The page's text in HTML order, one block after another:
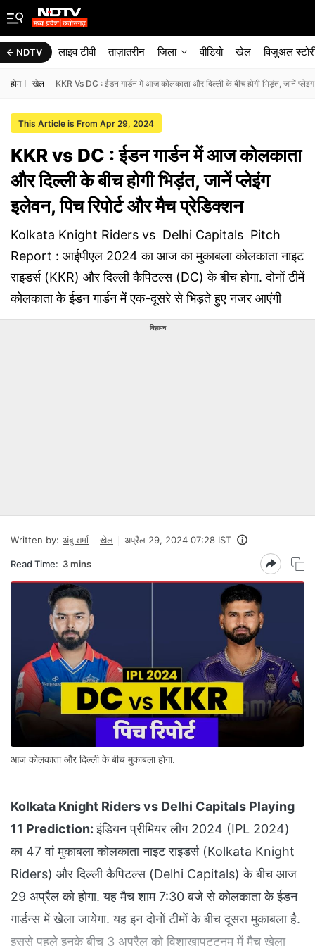
NDTV लाइव टीवी ताज़ातरीन जिला वीडियो खेल विज़ुअल
होम खेल KKR Vs DC : ईडन गार्डन में आज कोलकाता और दिल्ली के बीच होगी भिड़ंत, जानें
This Article is From Apr 29, 2024
KKR vs DC : ईडन गार्डन में आज कोलकाता
और दिल्ली के बीच होगी भिड़ंत, जानें प्लेइंग
इलेवन, पिच रिपोर्ट और मैच प्रेडिक्शन
Kolkata Knight Riders vs Delhi Capitals Pitch
Report : आईपीएल 2024 का आज का मुकाबला कोलकाता नाइट
राइडर्स (KKR) और दिल्ली कैपिटल्स (DC) के बीच होगा. दोनों टीमें
कोलकाता के ईडन गार्डन में एक-दूसरे से भिड़ते हुए नजर आएंगी
विज्ञापन
Written by: अंबु शर्मा खेल अप्रैल 29, 2024 07:28 IST
Read Time: 3 mins
आज कोलकाता और दिल्ली के बीच मुकाबला होगा.
Kolkata Knight Riders vs Delhi Capitals Playing
11 Prediction:इंडियन प्रीमियर लीग 2024 (IPL 2024)
का 47 वां मुकाबला कोलकाता नाइट राइडर्स (Kolkata Knight
Riders) और दिल्ली कैपिटल्स (Delhi Capitals) के बीच आज
29 अप्रैल को होगा. यह मैच शाम 7:30 बजे से कोलकाता के ईडन
गार्डन्स में खेला जायेगा. यह इन दोनों टीमों के बीच दूसरा मुकाबला है.
इससे पहले इनके बीच 3 अप्रैल को विशाखापट्टनम में मैच खेला